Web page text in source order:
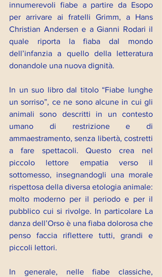
innumerevoli fiabe a partire da Esopo
per arrivare ai fratelli Grimm, a Hans
Christian Andersen e a Gianni Rodari il
quale riporta la fiaba dal mondo
dell’infanzia a quello della letteratura
donandole una nuova dignità.
In un suo libro dal titolo “Fiabe lunghe
un sorriso”, ce ne sono alcune in cui gli
animali sono descritti in un contesto
umano di restrizione e di
ammaestramento, senza libertà, costretti
a fare spettacoli. Questo crea nel
piccolo lettore empatia verso il
sottomesso, insegnandogli una morale
rispettosa della diversa etologia animale:
molto moderno per il periodo e per il
pubblico cui si rivolge. In particolare La
danza dell’Orso è una fiaba dolorosa che
penso faccia riflettere tutti, grandi e
piccoli lettori.
In generale, nelle fiabe classiche,